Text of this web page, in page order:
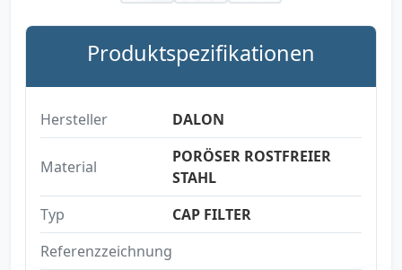
Produktspezifikationen
Hersteller DALON
Material
PORÖSER ROSTFREIER
STAHL
Typ
CAP FILTER
Referenzzeichnung